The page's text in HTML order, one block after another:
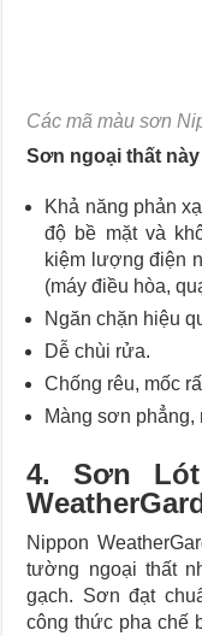
Các mã màu sơn
Sơn ngoại thất
Khả năng phản
độ bề mặt và
kiệm lượng điện
(máy điều hòa,
Ngăn chặn hiệu
Dễ chùi rửa.
Chống rêu, mốc
Màng sơn phẳng,
4. Sơn
Nippon
tường ngoại thất
gạch. Sơn đạt
công thức pha chế